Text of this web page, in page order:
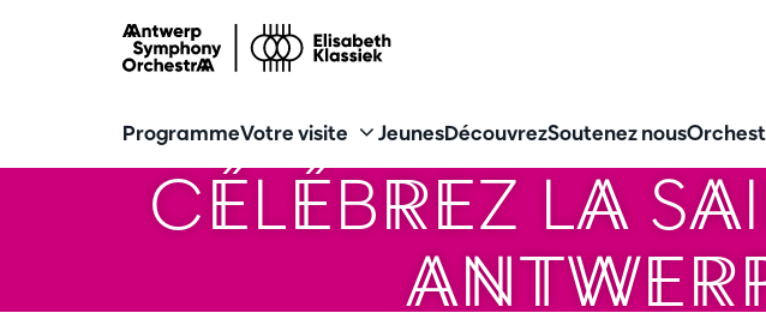
ProgrammeVotre visite JeunesDécouvrezSoutenez nous
CÉLÉBREZ LA